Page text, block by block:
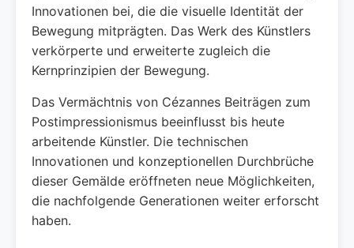
Innovationen bei, die die visuelle Identität der
Bewegung mitprägten. Das Werk des Künstlers
verkörperte und erweiterte zugleich die
Kernprinzipien der Bewegung.
Das Vermächtnis von Cézannes Beiträgen zum
Postimpressionismus beeinflusst bis heute
arbeitende Künstler. Die technischen
Innovationen und konzeptionellen Durchbrüche
dieser Gemälde eröffneten neue Möglichkeiten,
die nachfolgende Generationen weiter erforscht
haben.